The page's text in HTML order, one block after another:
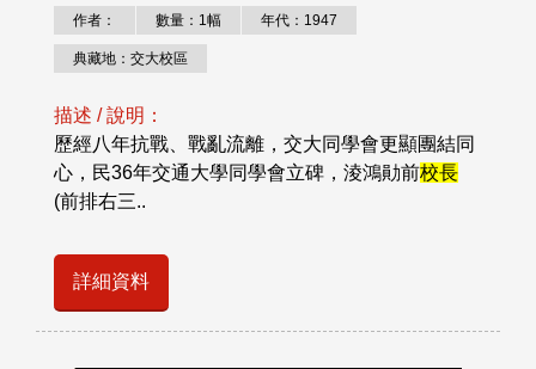
作者： 數量：1幅 年代：1947
典藏地：交大校區
描述 / 說明：
歷經八年抗戰、戰亂流離，交大同學會更顯團結同
心，民36年交通大學同學會立碑，淩鴻勛前校長
(前排右三..
詳細資料